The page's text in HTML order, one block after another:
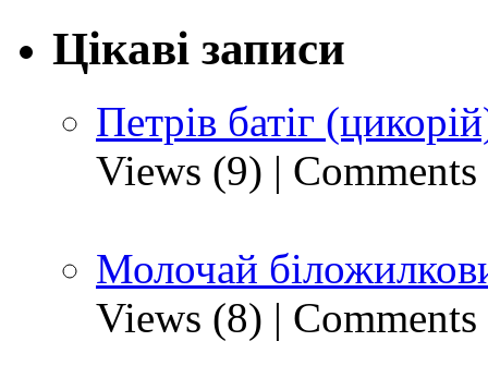
Цікаві записи
Петрів батіг
Views (9) |
Молочай
Views (8) |